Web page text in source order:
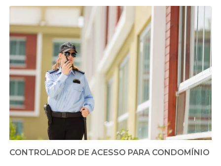
CONTROLADOR DE ACESSO PARA CONDOMÍNIO